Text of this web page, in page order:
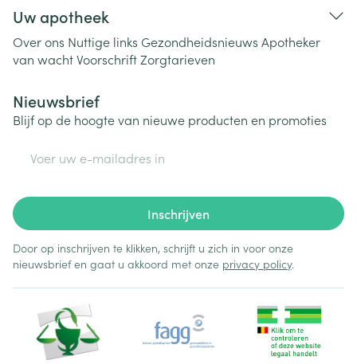
Uw apotheek
Over ons Nuttige links Gezondheidsnieuws Apotheker
van wachtVoorschriftZorgtarieven
Nieuwsbrief
Blijf op de hoogte van nieuwe producten en promoties
Inschrijven
Door op inschrijven te klikken, schrijft u zich in voor onze
nieuwsbrief en gaat u akkoord met onze privacy policy.